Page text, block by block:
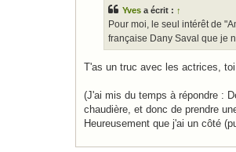
Yves a écrit : ↑
Pour moi, le seul intérêt de
française Dany Saval que je
T'as un truc avec les actrices, toi.
(J'ai mis du temps à répondre :
chaudière, et donc de prendre
Heureusement que j'ai un côté